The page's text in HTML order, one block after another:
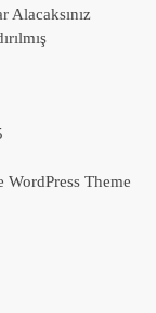
Alacaksınız
Theme